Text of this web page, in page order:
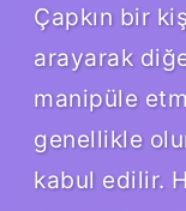
Çapkın bir
arayarak
manipüle
genellikle
kabul edilir.